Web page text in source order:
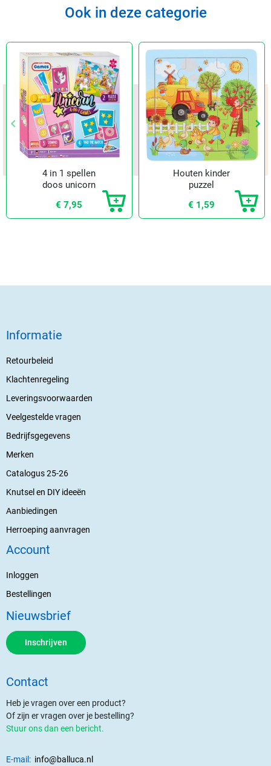
Vorige
keyboard_arrow_left keyboard_arrow_right
Ook in deze categorie
Vorige
keyboard_arrow_left keyboard_arrow_right
4 in 1 spellen
doos unicorn
€ 7,95
Houten kinder
puzzel
€ 1,59
Informatie
Retourbeleid
Klachtenregeling
Leveringsvoorwaarden
Veelgestelde vragen
Bedrijfsgegevens
Merken
Catalogus 25-26
Knutsel en DIY ideeën
Aanbiedingen
Herroeping aanvragen
Account
Inloggen
Bestellingen
Nieuwsbrief
Inschrijven
Contact
Heb je vragen over een product?
Of zijn er vragen over je bestelling?
Stuur ons dan een bericht.
E-mail: info@balluca.nl